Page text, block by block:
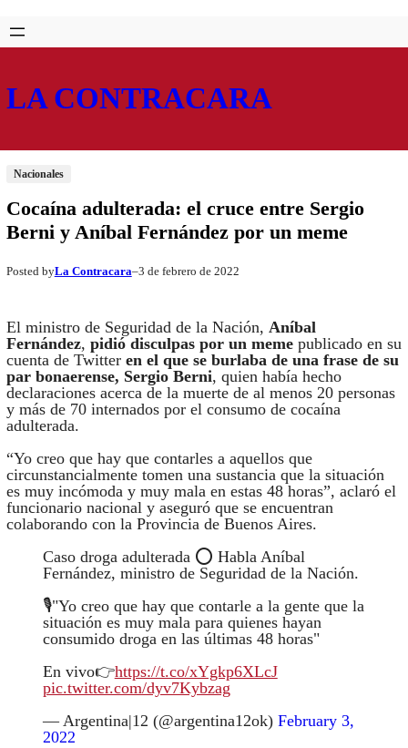
Saltar
al
Skip
to
LA CONTRACARA
Nacionales
Cocaína adulterada: el cruce entre Sergio
Berni y Aníbal Fernández por un meme
Posted byLa Contracara–3 de febrero de 2022
El ministro de Seguridad de la Nación, Aníbal
Fernández, pidió disculpas por un memepublicado en su
cuenta de Twitter en el que se burlaba de una frase de su
par bonaerense, Sergio Berni, quien había hecho
declaraciones acerca de la muerte de al menos 20 personas
y más de 70 internados por el consumo de cocaína
adulterada.
“Yo creo que hay que contarles a aquellos que
circunstancialmente tomen una sustancia que la situación
es muy incómoda y muy mala en estas 48 horas”, aclaró el
funcionario nacional y aseguró que se encuentran
colaborando con la Provincia de Buenos Aires.
Caso droga adulterada ⭕️ Habla Aníbal
Fernández, ministro de Seguridad de la Nación.
🎙️"Yo creo que hay que contarle a la gente que la
situación es muy mala para quienes hayan
consumido droga en las últimas 48 horas"
En vivo👉https://t.co/xYgkp6XLcJ
pic.twitter.com/dyv7Kybzag
— Argentina|12 (@argentina12ok) February 3,
2022